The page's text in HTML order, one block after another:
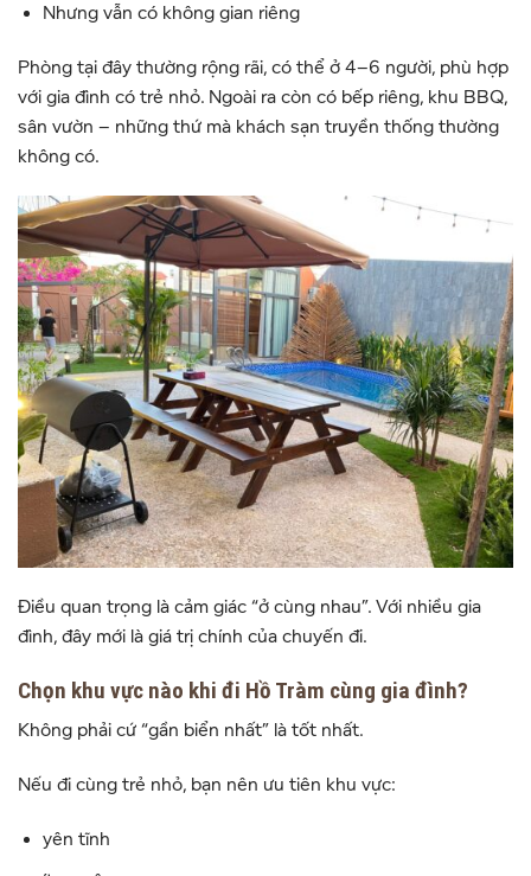
Nhưng vẫn có không gian riêng
Phòng tại đây thường rộng rãi, có thể ở 4–6 người, phù hợp
với gia đình có trẻ nhỏ. Ngoài ra còn có bếp riêng, khu BBQ,
sân vườn – những thứ mà khách sạn truyền thống thường
không có.
Điều quan trọng là cảm giác “ở cùng nhau”. Với nhiều gia
đình, đây mới là giá trị chính của chuyến đi.
Chọn khu vực nào khi đi Hồ Tràm cùng gia đình?
Không phải cứ “gần biển nhất” là tốt nhất.
Nếu đi cùng trẻ nhỏ, bạn nên ưu tiên khu vực:
yên tĩnh